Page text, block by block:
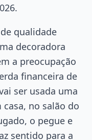
qualidade
decoradora
a preocupação
financeira de
ser usada uma
casa, no salão do
o pegue e
sentido para a